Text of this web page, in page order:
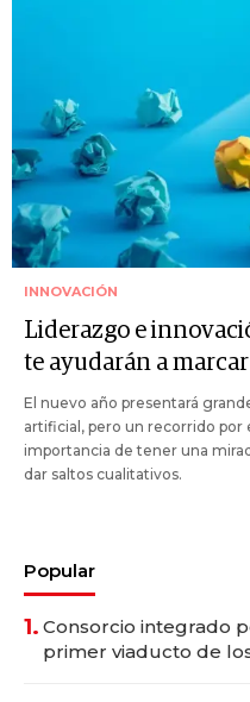
INNOVACIÓN
Liderazgo e
te ayudarán a
El nuevo año presentará
artificial, pero un recorrido por
importancia de tener una
dar saltos cualitativos.
Popular
1. Consorcio integrado
primer viaducto de